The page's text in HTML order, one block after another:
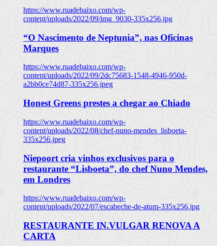
https://www.ruadebaixo.com/wp-
content/uploads/2022/09/img_9030-335x256.jpg
“O Nascimento de Neptunia”, nas Oficinas
Marques
https://www.ruadebaixo.com/wp-
content/uploads/2022/09/2dc75683-1548-4946-950d-
a2bb0ce74d87-335x256.jpeg
Honest Greens prestes a chegar ao Chiado
https://www.ruadebaixo.com/wp-
content/uploads/2022/08/chef-nuno-mendes_lisboeta-
335x256.jpeg
Niepoort cria vinhos exclusivos para o
restaurante “Lisboeta”, do chef Nuno Mendes,
em Londres
https://www.ruadebaixo.com/wp-
content/uploads/2022/07/escabeche-de-atum-335x256.jpg
RESTAURANTE IN.VULGAR RENOVA A
CARTA